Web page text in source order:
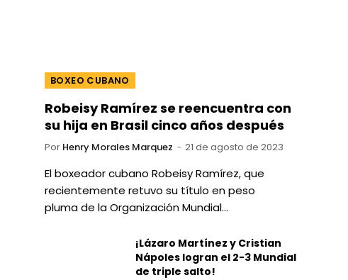
BOXEO CUBANO
Robeisy Ramírez se reencuentra con
su hija en Brasil cinco años después
Por Henry Morales Marquez 21 de agosto de 2023
El boxeador cubano Robeisy Ramírez, que
recientemente retuvo su título en peso
pluma de la Organización Mundial…
¡Lázaro Martínez y Cristian
Nápoles logran el 2-3 Mundial
de triple salto!